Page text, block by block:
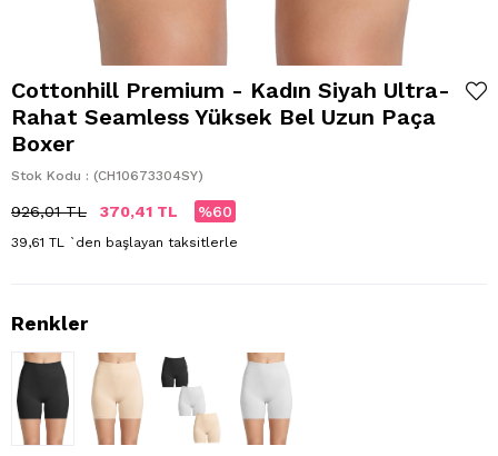
Cottonhill Premium - Kadın Siyah Ultra-
Rahat Seamless Yüksek Bel Uzun Paça
Boxer
Stok Kodu (CH10673304SY)
926,01 TL 370,41 TL 60
39,61 TL `den başlayan taksitlerle